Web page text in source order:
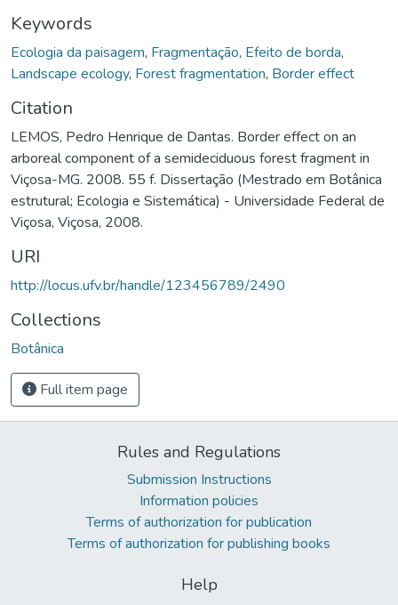
Keywords
Ecologia da paisagem, Fragmentação, Efeito de borda,
Landscape ecology, Forest fragmentation, Border effect
Citation
LEMOS, Pedro Henrique de Dantas. Border effect on an
arboreal component of a semideciduous forest fragment in
Viçosa-MG. 2008. 55 f. Dissertação (Mestrado em Botânica
estrutural; Ecologia e Sistemática) - Universidade Federal de
Viçosa, Viçosa, 2008.
URI
http://locus.ufv.br/handle/123456789/2490
Collections
Botânica
Full item page
Rules and Regulations
Submission Instructions
Information policies
Terms of authorization for publication
Terms of authorization for publishing books
Help